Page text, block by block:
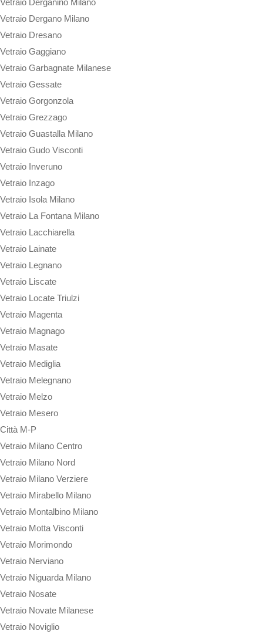
Vetraio Derganino Milano
Vetraio Dergano Milano
Vetraio Dresano
Vetraio Gaggiano
Vetraio Garbagnate Milanese
Vetraio Gessate
Vetraio Gorgonzola
Vetraio Grezzago
Vetraio Guastalla Milano
Vetraio Gudo Visconti
Vetraio Inveruno
Vetraio Inzago
Vetraio Isola Milano
Vetraio La Fontana Milano
Vetraio Lacchiarella
Vetraio Lainate
Vetraio Legnano
Vetraio Liscate
Vetraio Locate Triulzi
Vetraio Magenta
Vetraio Magnago
Vetraio Masate
Vetraio Mediglia
Vetraio Melegnano
Vetraio Melzo
Vetraio Mesero
Città M-P
Vetraio Milano Centro
Vetraio Milano Nord
Vetraio Milano Verziere
Vetraio Mirabello Milano
Vetraio Montalbino Milano
Vetraio Motta Visconti
Vetraio Morimondo
Vetraio Nerviano
Vetraio Niguarda Milano
Vetraio Nosate
Vetraio Novate Milanese
Vetraio Noviglio